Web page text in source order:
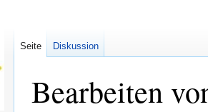
Bearbeiten
Seite Diskussion